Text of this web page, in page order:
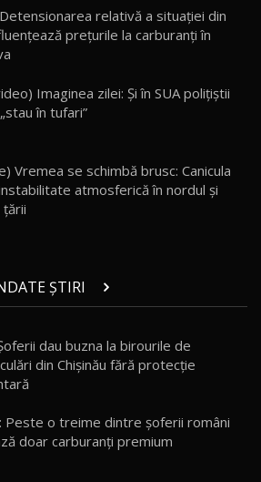
ZEEKR 7X / Test Drive AutoBlog.MD
BYD Dolphin Surf / Test Drive
Mazda 6e / Test Drive AutoBlog.MD
& Co 01 / Test Drive AutoBlog.MD
relativă a situației din
prețurile la carburanți în
Imaginea zilei: Și în SUA polițiștii
în tufari”
Vremea se schimbă brusc: Canicula
atmosferică în nordul și
ȘTIRI
dau buzna la birourile de
din Chişinău fără protecţie
Peste o treime dintre șoferii români
doar carburanți premium